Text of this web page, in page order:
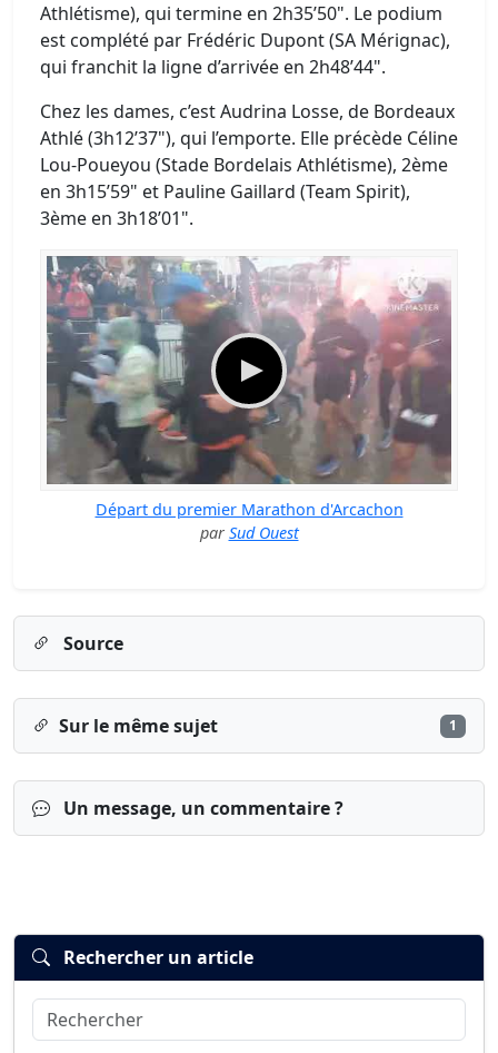
Athlétisme), qui termine en 2h35’50". Le podium
est complété par Frédéric Dupont (SA Mérignac),
qui franchit la ligne d’arrivée en 2h48’44".
Chez les dames, c’est Audrina Losse, de Bordeaux
Athlé (3h12’37"), qui l’emporte. Elle précède Céline
Lou-Poueyou (Stade Bordelais Athlétisme), 2ème
en 3h15’59" et Pauline Gaillard (Team Spirit),
3ème en 3h18’01".
Départ du premier Marathon d'Arcachon
par Sud Ouest
Source
Sur le même sujet 1
Un message, un commentaire ?
Connexion
Rechercher un article
Rechercher